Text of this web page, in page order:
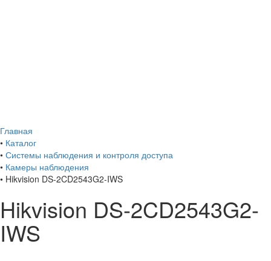
Главная
• Каталог
• Системы наблюдения и контроля доступа
• Камеры наблюдения
• Hikvision DS-2CD2543G2-IWS
Hikvision DS-2CD2543G2-
IWS